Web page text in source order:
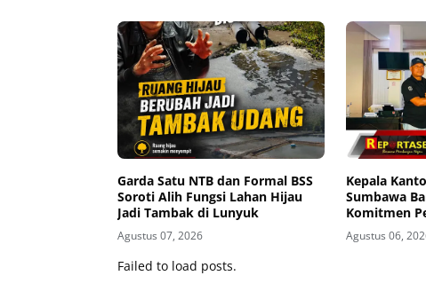
Garda Satu NTB dan Formal BSS
Soroti Alih Fungsi Lahan Hijau
Jadi Tambak di Lunyuk
Agustus 07, 2026
Kepala
Sumbawa
Komitmen
Buka Pintu
Masyarakat
Agustus 06,
Failed to load posts.